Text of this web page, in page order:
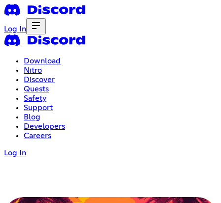
Log In
Download
Nitro
Discover
Quests
Safety
Support
Blog
Developers
Careers
Log In